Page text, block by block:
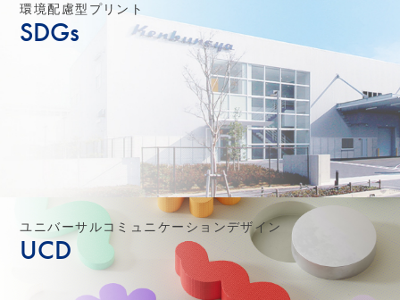
環境配慮型プリント
SDGs
ユニバーサルコミュニケーションデザイン
UCD